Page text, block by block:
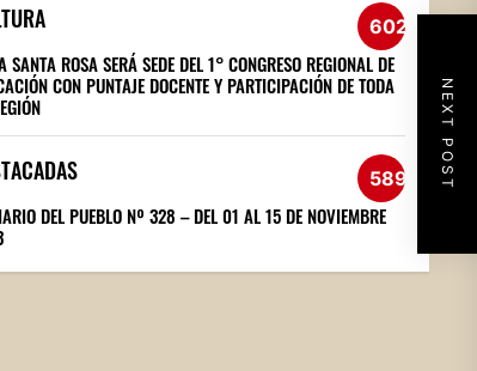
NEXT POST
602
SANTA ROSA SERÁ SEDE DEL 1° CONGRESO REGIONAL DE
CON PUNTAJE DOCENTE Y PARTICIPACIÓN DE TODA
589
DEL PUEBLO Nº 328 – DEL 01 AL 15 DE NOVIEMBRE